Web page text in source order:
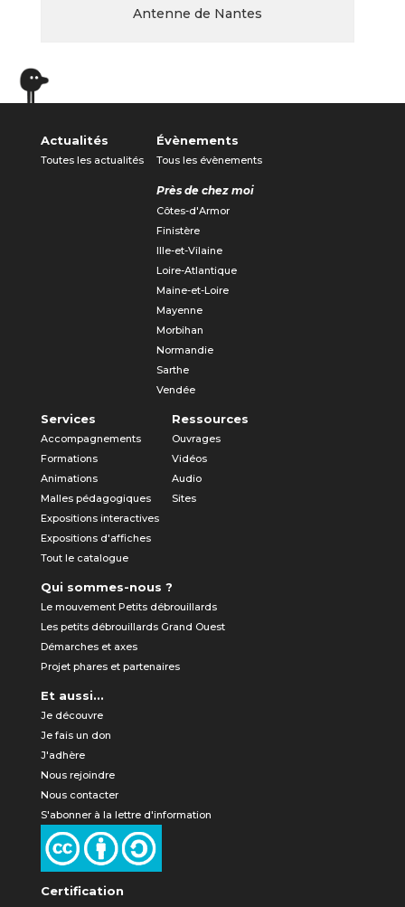
Antenne de Nantes
Actualités
Toutes les actualités
Évènements
Tous les évènements
Près de chez moi
Côtes-d'Armor
Finistère
Ille-et-Vilaine
Loire-Atlantique
Maine-et-Loire
Mayenne
Morbihan
Normandie
Sarthe
Vendée
Services
Accompagnements
Formations
Animations
Malles pédagogiques
Expositions interactives
Expositions d'affiches
Tout le catalogue
Ressources
Ouvrages
Vidéos
Audio
Sites
Qui sommes-nous ?
Le mouvement Petits débrouillards
Les petits débrouillards Grand Ouest
Démarches et axes
Projet phares et partenaires
Et aussi...
Je découvre
Je fais un don
J'adhère
Nous rejoindre
Nous contacter
S'abonner à la lettre d'information
Certification